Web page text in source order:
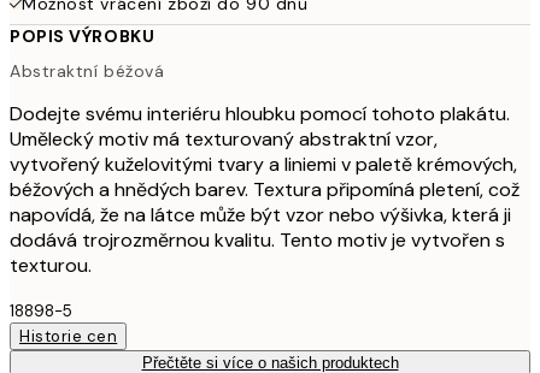
POPIS VÝROBKU
Abstraktní béžová
Dodejte svému interiéru hloubku pomocí tohoto plakátu.
Umělecký motiv má texturovaný abstraktní vzor,
vytvořený kuželovitými tvary a liniemi v paletě krémových,
béžových a hnědých barev. Textura připomíná pletení, což
napovídá, že na látce může být vzor nebo výšivka, která ji
dodává trojrozměrnou kvalitu. Tento motiv je vytvořen s
texturou.
18898-5
Historie cen
Přečtěte si více o našich produktech